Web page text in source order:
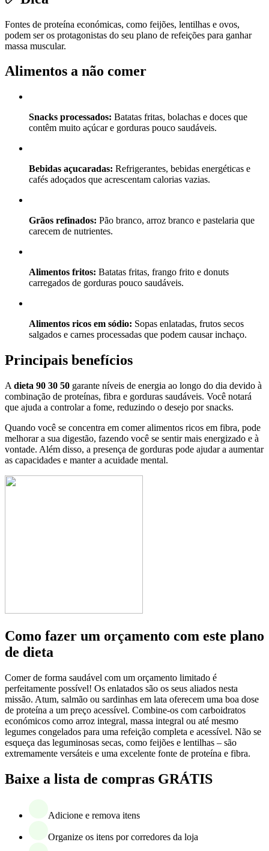
Fontes de proteína económicas, como feijões, lentilhas e ovos,
podem ser os protagonistas do seu plano de refeições para ganhar
massa muscular.
Alimentos a não comer
Snacks processados: Batatas fritas, bolachas e doces que
contêm muito açúcar e gorduras pouco saudáveis.
Bebidas açucaradas: Refrigerantes, bebidas energéticas e
cafés adoçados que acrescentam calorias vazias.
Grãos refinados: Pão branco, arroz branco e pastelaria que
carecem de nutrientes.
Alimentos fritos: Batatas fritas, frango frito e donuts
carregados de gorduras pouco saudáveis.
Alimentos ricos em sódio: Sopas enlatadas, frutos secos
salgados e carnes processadas que podem causar inchaço.
Principais benefícios
A dieta 90 30 50 garante níveis de energia ao longo do dia devido à
combinação de proteínas, fibra e gorduras saudáveis. Você notará
que ajuda a controlar a fome, reduzindo o desejo por snacks.
Quando você se concentra em comer alimentos ricos em fibra, pode
melhorar a sua digestão, fazendo você se sentir mais energizado e à
vontade. Além disso, a presença de gorduras pode ajudar a aumentar
as capacidades e manter a acuidade mental.
Como fazer um orçamento com este plano
de dieta
Comer de forma saudável com um orçamento limitado é
perfeitamente possível! Os enlatados são os seus aliados nesta
missão. Atum, salmão ou sardinhas em lata oferecem uma boa dose
de proteína a um preço acessível. Combine-os com carboidratos
económicos como arroz integral, massa integral ou até mesmo
legumes congelados para uma refeição completa e acessível. Não se
esqueça das leguminosas secas, como feijões e lentilhas – são
extremamente versáteis e uma excelente fonte de proteína e fibra.
Baixe a lista de compras GRÁTIS
Adicione e remova itens
Organize os itens por corredores da loja